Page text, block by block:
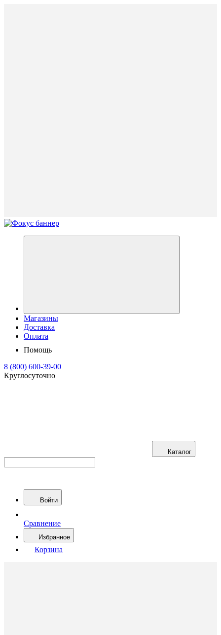
Магазины
Доставка
Оплата
Помощь
8 (800) 600-39-00
Круглосуточно
Каталог
Войти
Сравнение
Избранное
Корзина